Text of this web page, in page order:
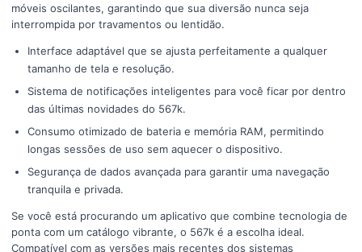
móveis oscilantes, garantindo que sua diversão nunca seja
interrompida por travamentos ou lentidão.
Interface adaptável que se ajusta perfeitamente a qualquer
tamanho de tela e resolução.
Sistema de notificações inteligentes para você ficar por dentro
das últimas novidades do 567k.
Consumo otimizado de bateria e memória RAM, permitindo
longas sessões de uso sem aquecer o dispositivo.
Segurança de dados avançada para garantir uma navegação
tranquila e privada.
Se você está procurando um aplicativo que combine tecnologia de
ponta com um catálogo vibrante, o 567k é a escolha ideal.
Compatível com as versões mais recentes dos sistemas